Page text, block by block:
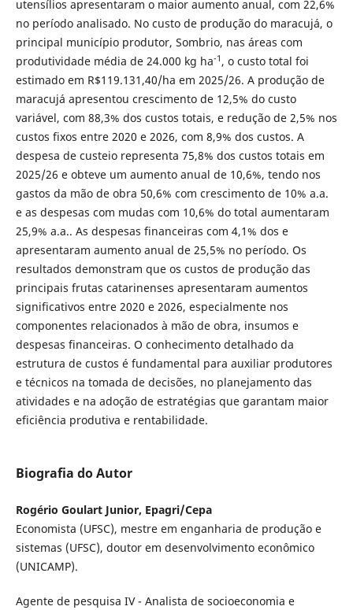
utensílios apresentaram o maior aumento anual, com 22,6%
no período analisado. No custo de produção do maracujá, o
principal município produtor, Sombrio, nas áreas com
produtividade média de 24.000 kg ha-1 , o custo total foi
estimado em R$119.131,40/ha em 2025/26. A produção de
maracujá apresentou crescimento de 12,5% do custo
variável, com 88,3% dos custos totais, e redução de 2,5% nos
custos fixos entre 2020 e 2026, com 8,9% dos custos. A
despesa de custeio representa 75,8% dos custos totais em
2025/26 e obteve um aumento anual de 10,6%, tendo nos
gastos da mão de obra 50,6% com crescimento de 10% a.a.
e as despesas com mudas com 10,6% do total aumentaram
25,9% a.a.. As despesas financeiras com 4,1% dos e
apresentaram aumento anual de 25,5% no período. Os
resultados demonstram que os custos de produção das
principais frutas catarinenses apresentaram aumentos
significativos entre 2020 e 2026, especialmente nos
componentes relacionados à mão de obra, insumos e
despesas financeiras. O conhecimento detalhado da
estrutura de custos é fundamental para auxiliar produtores
e técnicos na tomada de decisões, no planejamento das
atividades e na adoção de estratégias que garantam maior
eficiência produtiva e rentabilidade.
Biografia do Autor
Rogério Goulart Junior, Epagri/Cepa
Economista (UFSC), mestre em enganharia de produção e
sistemas (UFSC), doutor em desenvolvimento econômico
(UNICAMP).
Agente de pesquisa IV - Analista de socioeconomia e